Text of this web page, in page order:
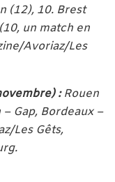
(12), 10. Brest
un match en
Avoriaz/Les
:Rouen
Gap, Bordeaux –
Les Gêts,